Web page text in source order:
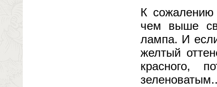
К
чем выше
лампа. И
желтый
красного,